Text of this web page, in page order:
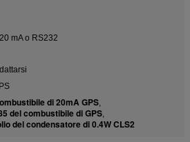
mA o RS232
di 20mA GPS,
del combustibile di GPS,
del condensatore di 0.4W CLS2